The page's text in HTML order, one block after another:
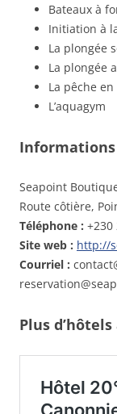
Bateaux à
Initiation à
La plongée
La plongée
La pêche
L’aquagym
Seapoint
Route côtière,
Téléphone : +230
Site web : http://
Courriel :
Plus